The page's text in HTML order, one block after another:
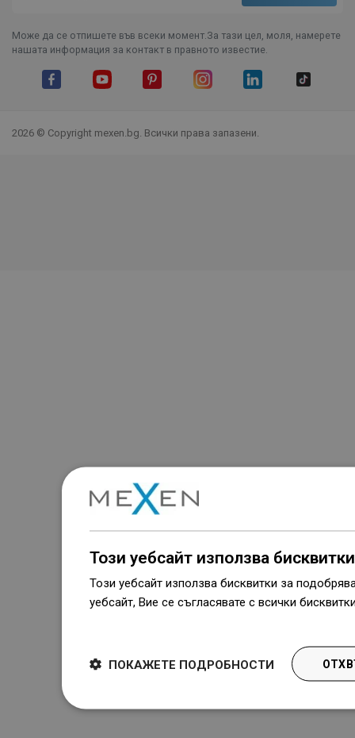
Може да се отпишете във всеки момент.За тази цел, моля, намерете
нашата информация за контакт в правното известие.
2026 © Copyright mexen.bg. Всички права запазени.
Този уебсайт използва бисквитки
Този уебсайт използва бисквитки за
уебсайт, Вие се съгласявате с всички
ПОКАЖЕТЕ ПОДРОБНОСТИ